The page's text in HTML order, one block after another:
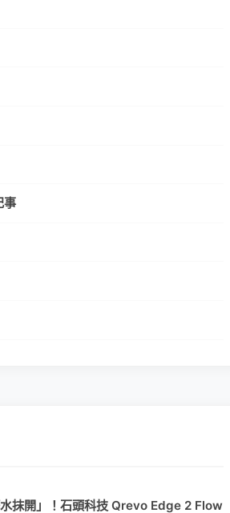
事
抹開」！石頭科技 Qrevo Edge 2 Flow